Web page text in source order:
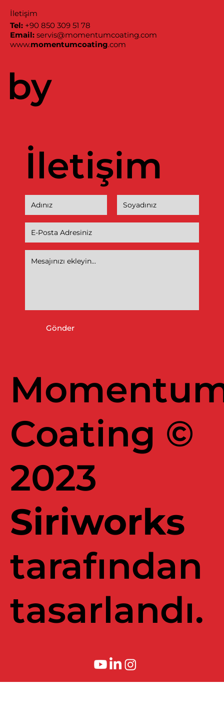
İletişim
Tel: +90 850 309 51 78
Email: servis@momentumcoating.com
www.momentumcoating.com
by
Gönder
İletişim
Coating ©
2023
Siriworks
tarafından
tasarlandı.